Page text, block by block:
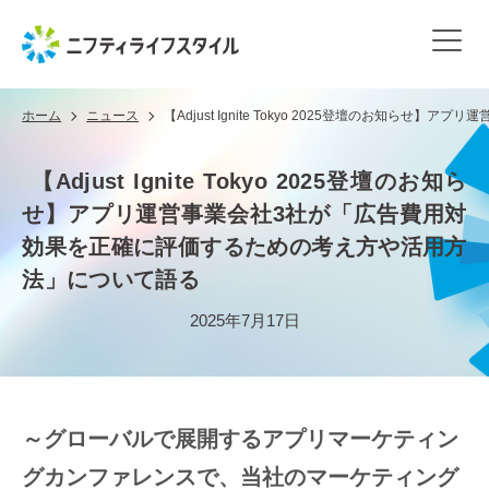
ホーム ニュース 【Adjust Ignite Tokyo 2025登壇のお知らせ】アプリ
【Adjust Ignite Tokyo 2025登壇のお知ら
せ】アプリ運営事業会社3社が「広告費用対
効果を正確に評価するための考え方や活用方
法」について語る
2025年7月17日
～グローバルで展開するアプリマーケティン
グカンファレンスで、当社のマーケティング